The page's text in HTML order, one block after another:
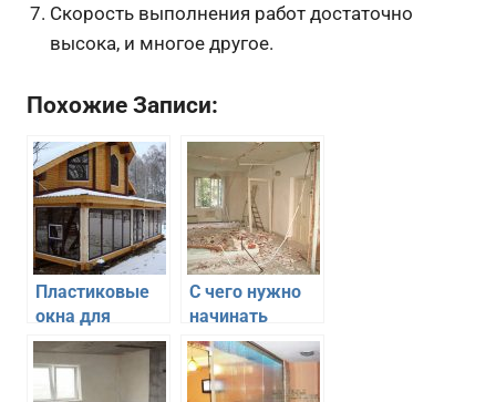
Скорость выполнения работ достаточно
высока, и многое другое.
Похожие Записи:
Пластиковые
окна для
остекления
коттеджа –
верное
С чего нужно
начинать
ремонт в своей
квартире